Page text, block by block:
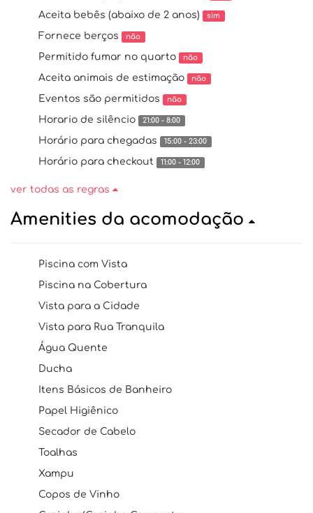
Aceita bebês (abaixo de 2 anos) sim
Fornece berços não
Permitido fumar no quarto não
Aceita animais de estimação não
Eventos são permitidos não
Horario de silêncio 21:00 - 8:00
Horário para chegadas 15:00 - 23:00
Horário para checkout 11:00 - 12:00
ver todas as regras
Amenities da acomodação
Piscina com Vista
Piscina na Cobertura
Vista para a Cidade
Vista para Rua Tranquila
Água Quente
Ducha
Itens Básicos de Banheiro
Papel Higiênico
Secador de Cabelo
Toalhas
Xampu
Copos de Vinho